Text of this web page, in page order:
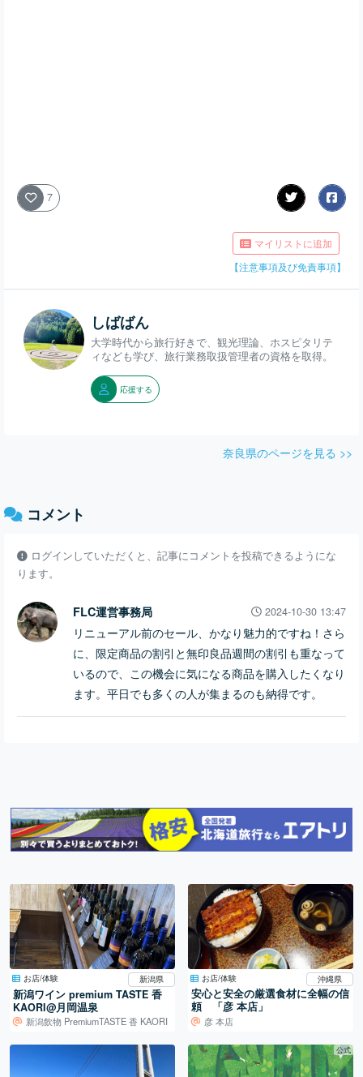
7
マイリストに追加
【注意事項及び免責事項】
しばばん
大学時代から旅行好きで、観光理論、ホスピタリテ
ィなども学び、旅行業務取扱管理者の資格を取得。
応援する
奈良県のページを見る >>
コメント
ログインしていただくと、記事にコメントを投稿できるようにな
ります。
FLC運営事務局 2024-10-30 13:47
リニューアル前のセール、かなり魅力的ですね！さら
に、限定商品の割引と無印良品週間の割引も重なって
いるので、この機会に気になる商品を購入したくなり
ます。平日でも多くの人が集まるのも納得です。
お店/体験 新潟県
新潟ワイン premium TASTE 香
KAORI@月岡温泉
新潟飲物 PremiumTASTE 香 KAORI
お店/体験 沖縄県
安心と安全の厳選食材に全幅の信
頼 「彦 本店」
彦 本店
公式